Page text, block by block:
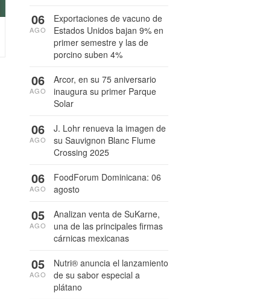
Exportaciones de vacuno de
Estados Unidos bajan 9% en
primer semestre y las de
porcino suben 4%
06
AGO
Arcor, en su 75 aniversario
inaugura su primer Parque
Solar
06
AGO
J. Lohr renueva la imagen de
su Sauvignon Blanc Flume
Crossing 2025
06
AGO
FoodForum Dominicana: 06
agosto
06
AGO
Analizan venta de SuKarne,
una de las principales firmas
cárnicas mexicanas
05
AGO
Nutri® anuncia el lanzamiento
de su sabor especial a
plátano
05
AGO